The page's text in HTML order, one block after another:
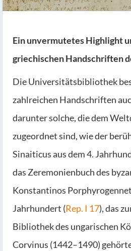
Ein unvermutetes Highlight
griechischen Handschriften
Die Universitätsbibliothek
zahlreichen Handschriften
darunter solche, die dem
zugeordnet sind, wie der
Sinaiticus aus dem 4.
das Zeremonienbuch des
Konstantinos
Jahrhundert (Rep. I 17), das
Bibliothek des ungarischen
Corvinus (1442–1490)